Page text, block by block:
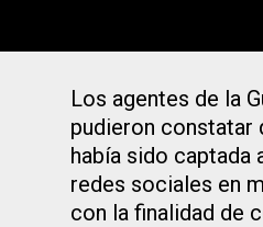
Los agentes de la
pudieron constatar
había sido captada
redes sociales en
con la finalidad de